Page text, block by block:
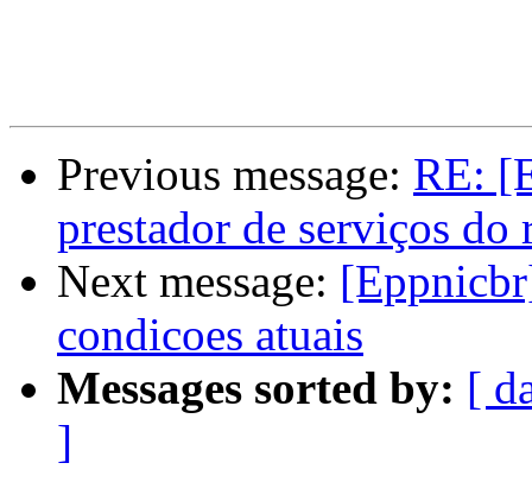
Previous message: RE:
prestador de serviços do
Next message:
condicoes atuais
Messages sorted by: [
]